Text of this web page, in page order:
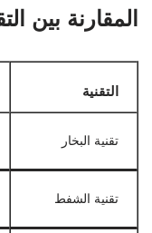
المقارنة بين
التقنية
تقنية البخار
تقنية الشفط